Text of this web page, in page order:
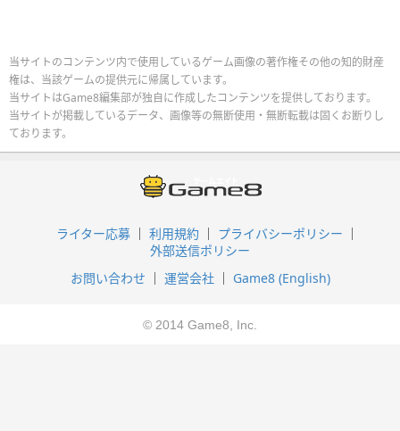
当サイトのコンテンツ内で使用しているゲーム画像の著作権その他の知的財産
権は、当該ゲームの提供元に帰属しています。
当サイトはGame8編集部が独自に作成したコンテンツを提供しております。
当サイトが掲載しているデータ、画像等の無断使用・無断転載は固くお断りし
ております。
ライター応募 利用規約
プライバシーポリシー
外部送信ポリシー
お問い合わせ
運営会社 Game8 (English)
© 2014 Game8, Inc.